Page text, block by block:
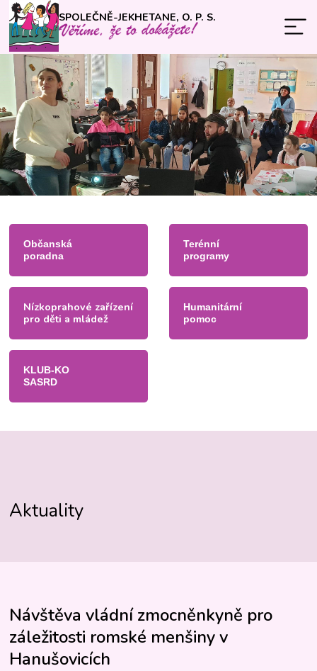
SPOLEČNĚ-JEKHETANE, O. P. S.
Občanská
poradna
Terénní
programy
Nízkoprahové zařízení
pro děti a mládež
Humanitární
pomoc
KLUB-KO
SASRD
Aktuality
Návštěva vládní zmocněnkyně pro
záležitosti romské menšiny v
Hanušovicích